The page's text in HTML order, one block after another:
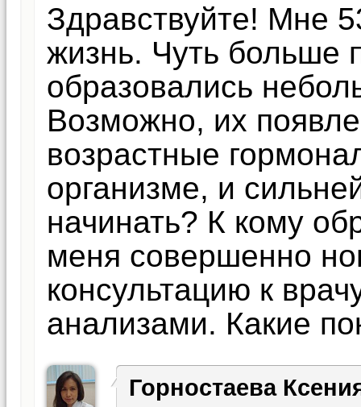
Здравствуйте! Мне
жизнь. Чуть больше
образовались
Возможно, их
возрастные
организме, и
начинать? К кому
меня совершенно
консультацию к
анализами. Какие
Горностаева